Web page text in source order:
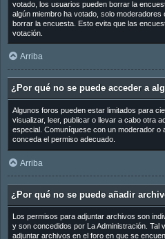
votado, los usuarios pueden borrar la
algún miembro ha votado, solo
borrar la encuesta. Esto evita que las
votación.
Arriba
¿Por qué no se puede acceder a
Algunos foros pueden estar limitados para
visualizar, leer, publicar o llevar a cabo otra
especial. Comuníquese con un moderador o
conceda el permiso adecuado.
Arriba
¿Por qué no se puede añadir
Los permisos para adjuntar archivos son
y son concedidos por La Administración. Tal
adjuntar archivos en el foro en que se